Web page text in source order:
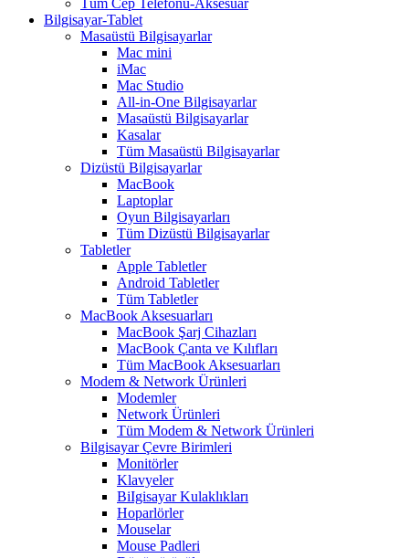
Tüm Cep Telefonu-Aksesuar
Bilgisayar-Tablet
Masaüstü Bilgisayarlar
Mac mini
iMac
Mac Studio
All-in-One Bilgisayarlar
Masaüstü Bilgisayarlar
Kasalar
Tüm Masaüstü Bilgisayarlar
Dizüstü Bilgisayarlar
MacBook
Laptoplar
Oyun Bilgisayarları
Tüm Dizüstü Bilgisayarlar
Tabletler
Apple Tabletler
Android Tabletler
Tüm Tabletler
MacBook Aksesuarları
MacBook Şarj Cihazları
MacBook Çanta ve Kılıfları
Tüm MacBook Aksesuarları
Modem & Network Ürünleri
Modemler
Network Ürünleri
Tüm Modem & Network Ürünleri
Bilgisayar Çevre Birimleri
Monitörler
Klavyeler
BiIgisayar Kulaklıkları
Hoparlörler
Mouselar
Mouse Padleri